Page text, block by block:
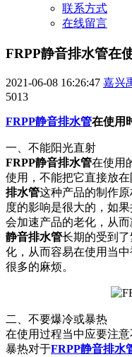
联系方式
在线留言
FRPP静音排水管在
2021-06-08 16:26:47 嘉兴
5013
FRPP静音排水管在使用
一、不能阳光直射
FRPP静音排水管在使用
使用，不能把它直接放
排水管这种产品的制作
度的影响是很大的，如
会加速产品的老化，从
静音排水管长期的受到
化，从而容易在使用当
很多的麻烦。
二、不要爆冷或暴热
在使用过程当中应要注
暴热对于FRPP静音排水